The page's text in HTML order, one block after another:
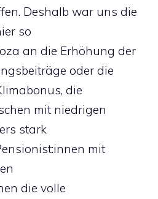
Deshalb war uns die
so
an die Erhöhung der
oder die
die
mit niedrigen
stark
mit
die volle